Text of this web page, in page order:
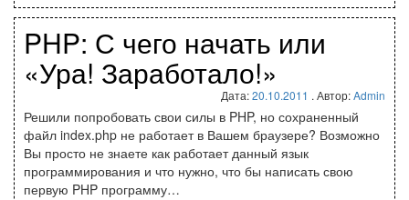
PHP: С чего начать или
«Ура! Заработало!»
Дата:20.10.2011 . Автор:Admin
Решили попробовать свои силы в PHP, но сохраненный
файл index.php не работает в Вашем браузере? Возможно
Вы просто не знаете как работает данный язык
программирования и что нужно, что бы написать свою
первую PHP программу…